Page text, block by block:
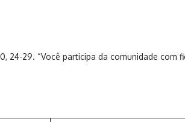
29. “Você participa da comunidade com